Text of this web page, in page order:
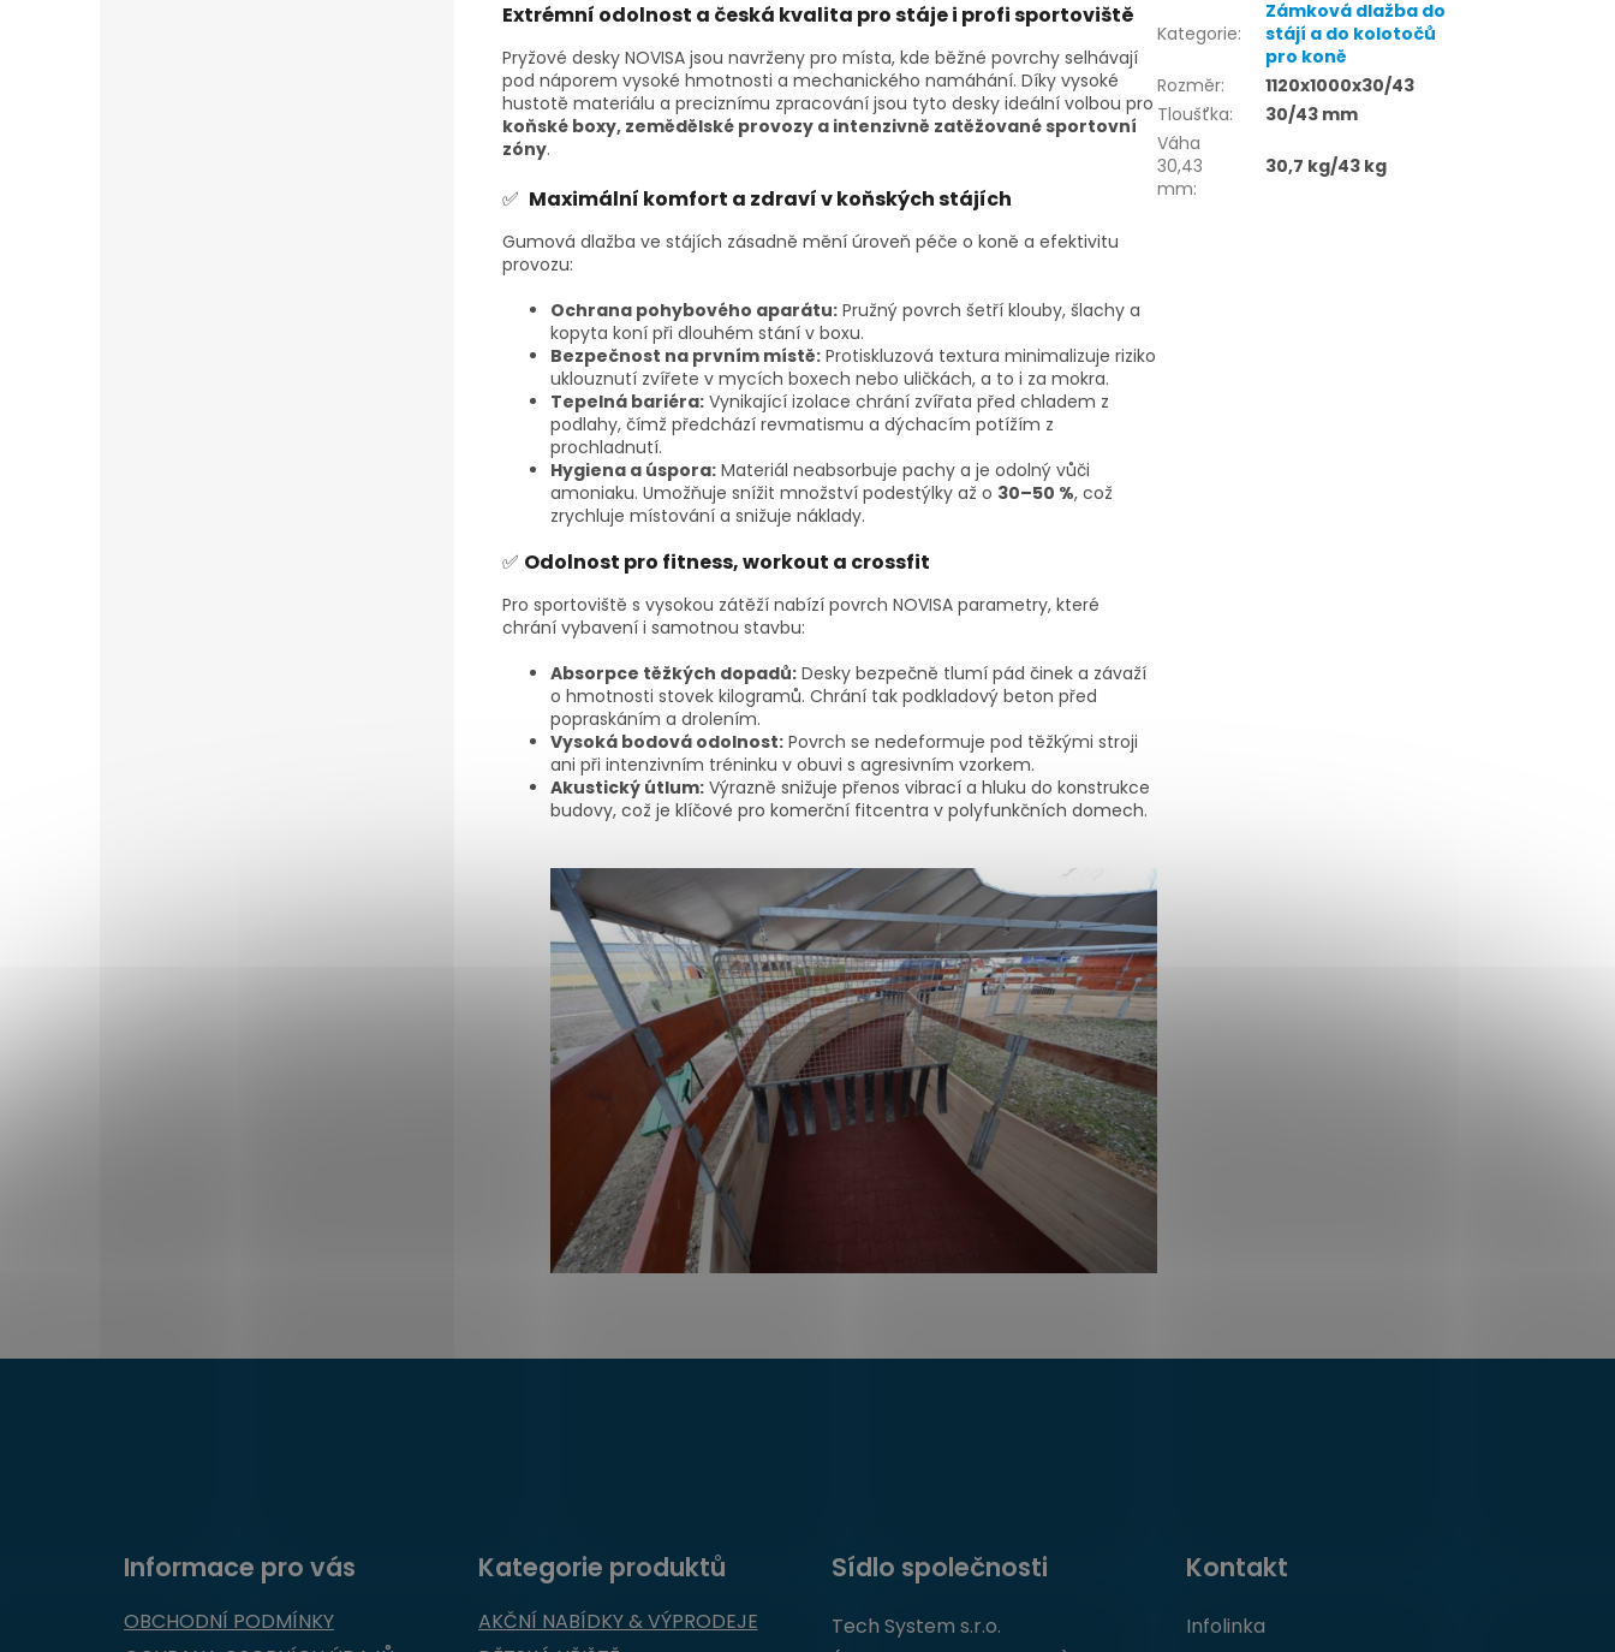
Extrémní odolnost a česká kvalita pro stáje i profi sportoviště
Pryžové desky NOVISA jsou navrženy pro místa, kde běžné povrchy selhávají
pod náporem vysoké hmotnosti a mechanického namáhání. Díky vysoké
hustotě materiálu a preciznímu zpracování jsou tyto desky ideální volbou pro
koňské boxy, zemědělské provozy a intenzivně zatěžované sportovní
zóny.
✅ Maximální komfort a zdraví v koňských stájích
Gumová dlažba ve stájích zásadně mění úroveň péče o koně a efektivitu
provozu:
Ochrana pohybového aparátu: Pružný povrch šetří klouby, šlachy a
kopyta koní při dlouhém stání v boxu.
Bezpečnost na prvním místě: Protiskluzová textura minimalizuje riziko
uklouznutí zvířete v mycích boxech nebo uličkách, a to i za mokra.
Tepelná bariéra: Vynikající izolace chrání zvířata před chladem z
podlahy, čímž předchází revmatismu a dýchacím potížím z
prochladnutí.
Hygiena a úspora: Materiál neabsorbuje pachy a je odolný vůči
amoniaku. Umožňuje snížit množství podestýlky až o 30–50 %, což
zrychluje místování a snižuje náklady.
✅ Odolnost pro fitness, workout a crossfit
Pro sportoviště s vysokou zátěží nabízí povrch NOVISA parametry, které
chrání vybavení i samotnou stavbu:
Absorpce těžkých dopadů: Desky bezpečně tlumí pád činek a závaží
o hmotnosti stovek kilogramů. Chrání tak podkladový beton před
popraskáním a drolením.
Vysoká bodová odolnost: Povrch se nedeformuje pod těžkými stroji
ani při intenzivním tréninku v obuvi s agresivním vzorkem.
Akustický útlum: Výrazně snižuje přenos vibrací a hluku do konstrukce
budovy, což je klíčové pro komerční fitcentra v polyfunkčních domech.
Kategorie:
Zámková dlažba do
stájí a do kolotočů
pro koně
Rozměr:
1120x1000x30/43
Tloušťka:
30/43 mm
Váha
30,43
mm:
30,7 kg/43 kg
Z
Informace pro vás
OBCHODNÍ PODMÍNKY
Kategorie produktů
AKČNÍ NABÍDKY & VÝPRODEJE
Sídlo společnosti
Tech System s.r.o.
Kontakt
Infolinka